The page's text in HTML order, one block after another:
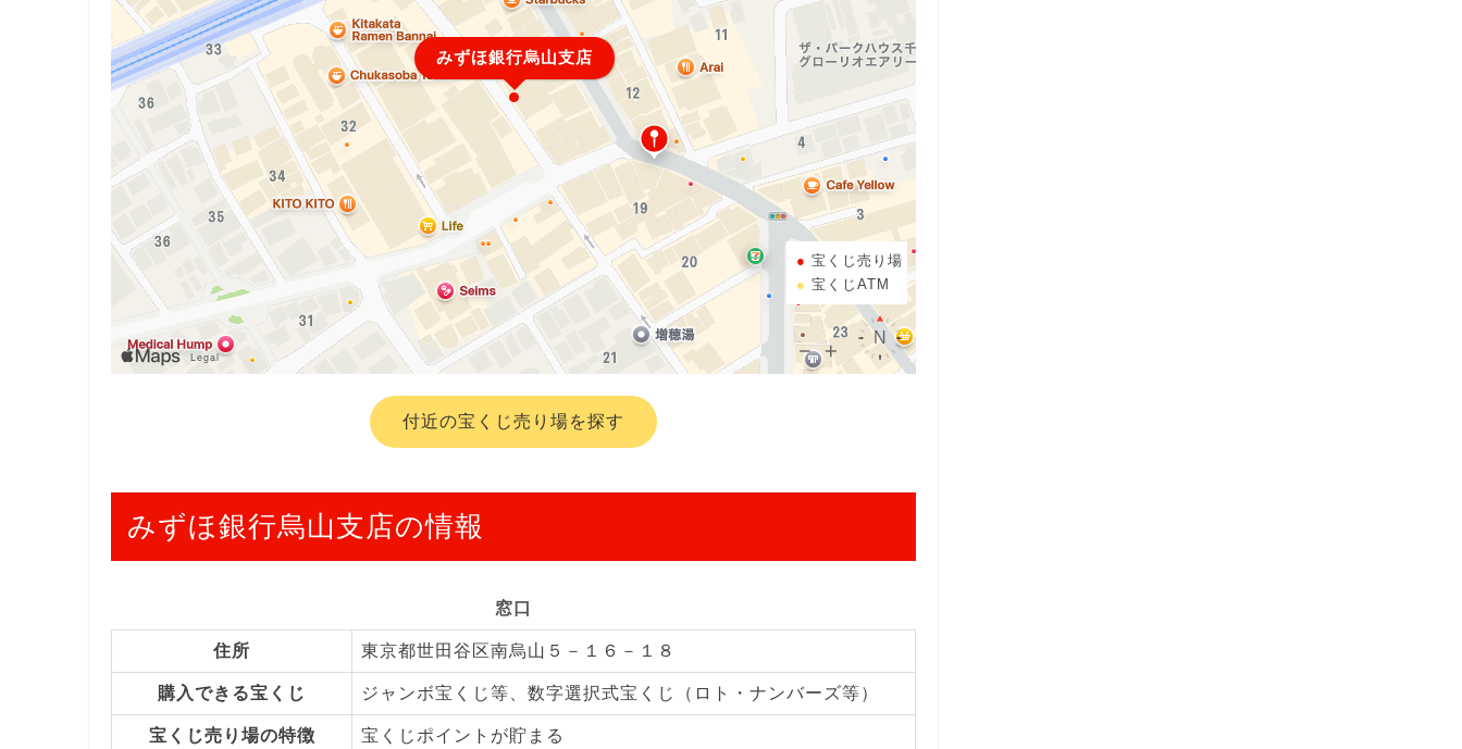
みずほ銀行烏山支店
宝くじ売り場
宝くじATM
付近の宝くじ売り場を探す
みずほ銀行烏山支店の情報
窓口
住所 東京都世田谷区南烏山５－１６－１８
購入できる宝くじ ジャンボ宝くじ等、数字選択式宝くじ（ロト・ナンバーズ等）
宝くじ売り場の特徴 宝くじポイントが貯まる